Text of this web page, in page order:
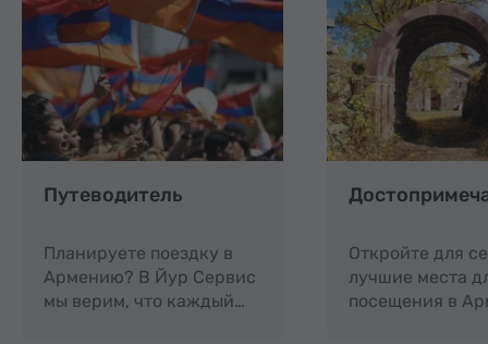
Путеводитель
Планируете поездку в
Армению? В Йур Сервис
мы верим, что каждый…
Откройте для
лучшие места
посещения в